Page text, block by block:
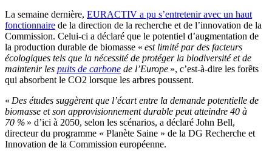
La semaine dernière, EURACTIV a pu s’entretenir avec un haut
fonctionnaire de la direction de la recherche et de l’innovation de la
Commission. Celui-ci a déclaré que le potentiel d’augmentation de
la production durable de biomasse « est limité par des facteurs
écologiques tels que la nécessité de protéger la biodiversité et de
maintenir les puits de carbone de l’Europe », c’est-à-dire les forêts
qui absorbent le CO2 lorsque les arbres poussent.
« Des études suggèrent que l’écart entre la demande potentielle de
biomasse et son approvisionnement durable peut atteindre 40 à
70 % » d’ici à 2050, selon les scénarios, a déclaré John Bell,
directeur du programme « Planète Saine » de la DG Recherche et
Innovation de la Commission européenne.